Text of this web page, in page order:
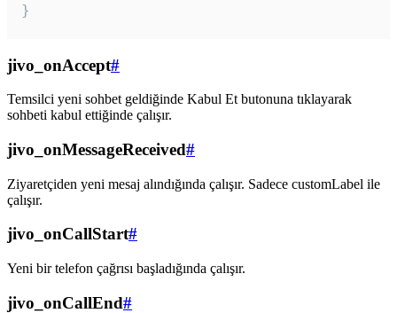
}
jivo_onAccept#
Temsilci yeni sohbet geldiğinde Kabul Et butonuna tıklayarak
sohbeti kabul ettiğinde çalışır.
jivo_onMessageReceived#
Ziyaretçiden yeni mesaj alındığında çalışır. Sadece customLabel ile
çalışır.
jivo_onCallStart#
Yeni bir telefon çağrısı başladığında çalışır.
jivo_onCallEnd#